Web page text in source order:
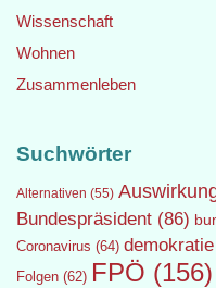
Wissenschaft
Wohnen
Zusammenleben
Suchwörter
Alternativen (55)
Bundespräsident (86)
Coronavirus (64) demokratie
Folgen (62) FPÖ (156)